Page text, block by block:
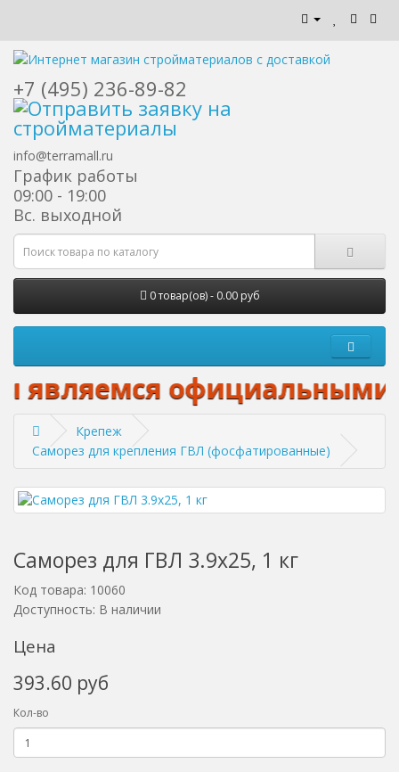
+7 (495) 236-89-82
info@terramall.ru
График работы
09:00 - 19:00
Вс. выходной
0 товар(ов) - 0.00 руб
официальными
Крепеж
Саморез для крепления ГВЛ (фосфатированные)
Саморез для ГВЛ 3.9х25, 1 кг
Код товара: 10060
Доступность: В наличии
Цена
393.60 руб
Кол-во